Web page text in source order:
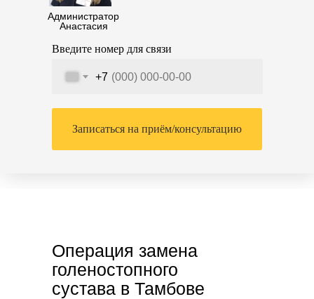
Введите номер для связи
+7
Записаться на приём/консультацию
Администратор
Анастасия
Операция замена
голеностопного
сустава в Тамбове